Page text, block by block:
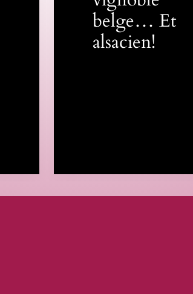
belge… Et
alsacien!